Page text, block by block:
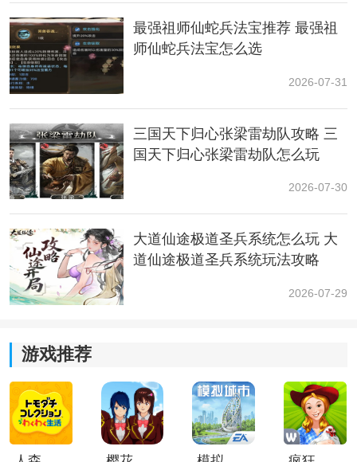
脸型轮廓捏好后，我们还需要解决一下妆容的问题。
唇妆作为可以提升气色的重点，在量子特攻中无论是斩
男色、砖红色、泫雅色，还是奶茶色、西柚色、吃小孩
色;从橘色系棕色系，到红色系紫色系可谓是五花八门。
眼妆影响着角色好看程度，这个相信大家都会比较清
楚，什么眼睫毛啊，萌萌的大眼睛啊。在眼妆处理上，
可选择很多，如桃花妆、烟熏妆等，当然，最萌还是可
爱妆啦。
肤色调节可以调节脸部以及全身肤色，发型则可以改为
我们喜欢的双马尾。
最强祖师仙蛇兵法宝推荐 最强祖
师仙蛇兵法宝怎么选
2026-07-31
三国天下归心张梁雷劫队攻略 三
国天下归心张梁雷劫队怎么玩
2026-07-30
大道仙途极道圣兵系统怎么玩 大
道仙途极道圣兵系统玩法攻略
2026-07-29
游戏推荐